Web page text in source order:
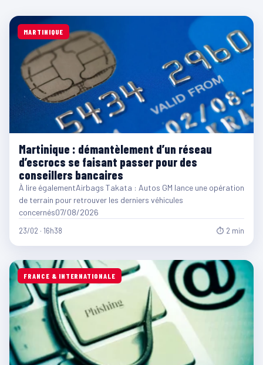
MARTINIQUE
Martinique : démantèlement d’un réseau
d’escrocs se faisant passer pour des
conseillers bancaires
À lire égalementAirbags Takata : Autos GM lance une opération
de terrain pour retrouver les derniers véhicules
concernés07/08/2026
23/02 · 16h38 ⏱ 2 min
FRANCE & INTERNATIONALE